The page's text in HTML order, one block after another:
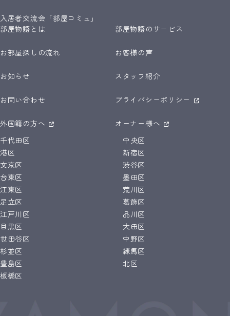
入居者交流会「部屋コミュ」
部屋物語とは
部屋物語のサービス
お部屋探しの流れ お客様の声
お知らせ スタッフ紹介
お問い合わせ プライバシーポリシー
外国籍の方へ
オーナー様へ
千代田区
中央区
港区
新宿区
文京区
渋谷区
台東区
墨田区
江東区
荒川区
足立区
葛飾区
江戸川区
品川区
目黒区
大田区
世田谷区
中野区
杉並区
練馬区
豊島区
北区
板橋区